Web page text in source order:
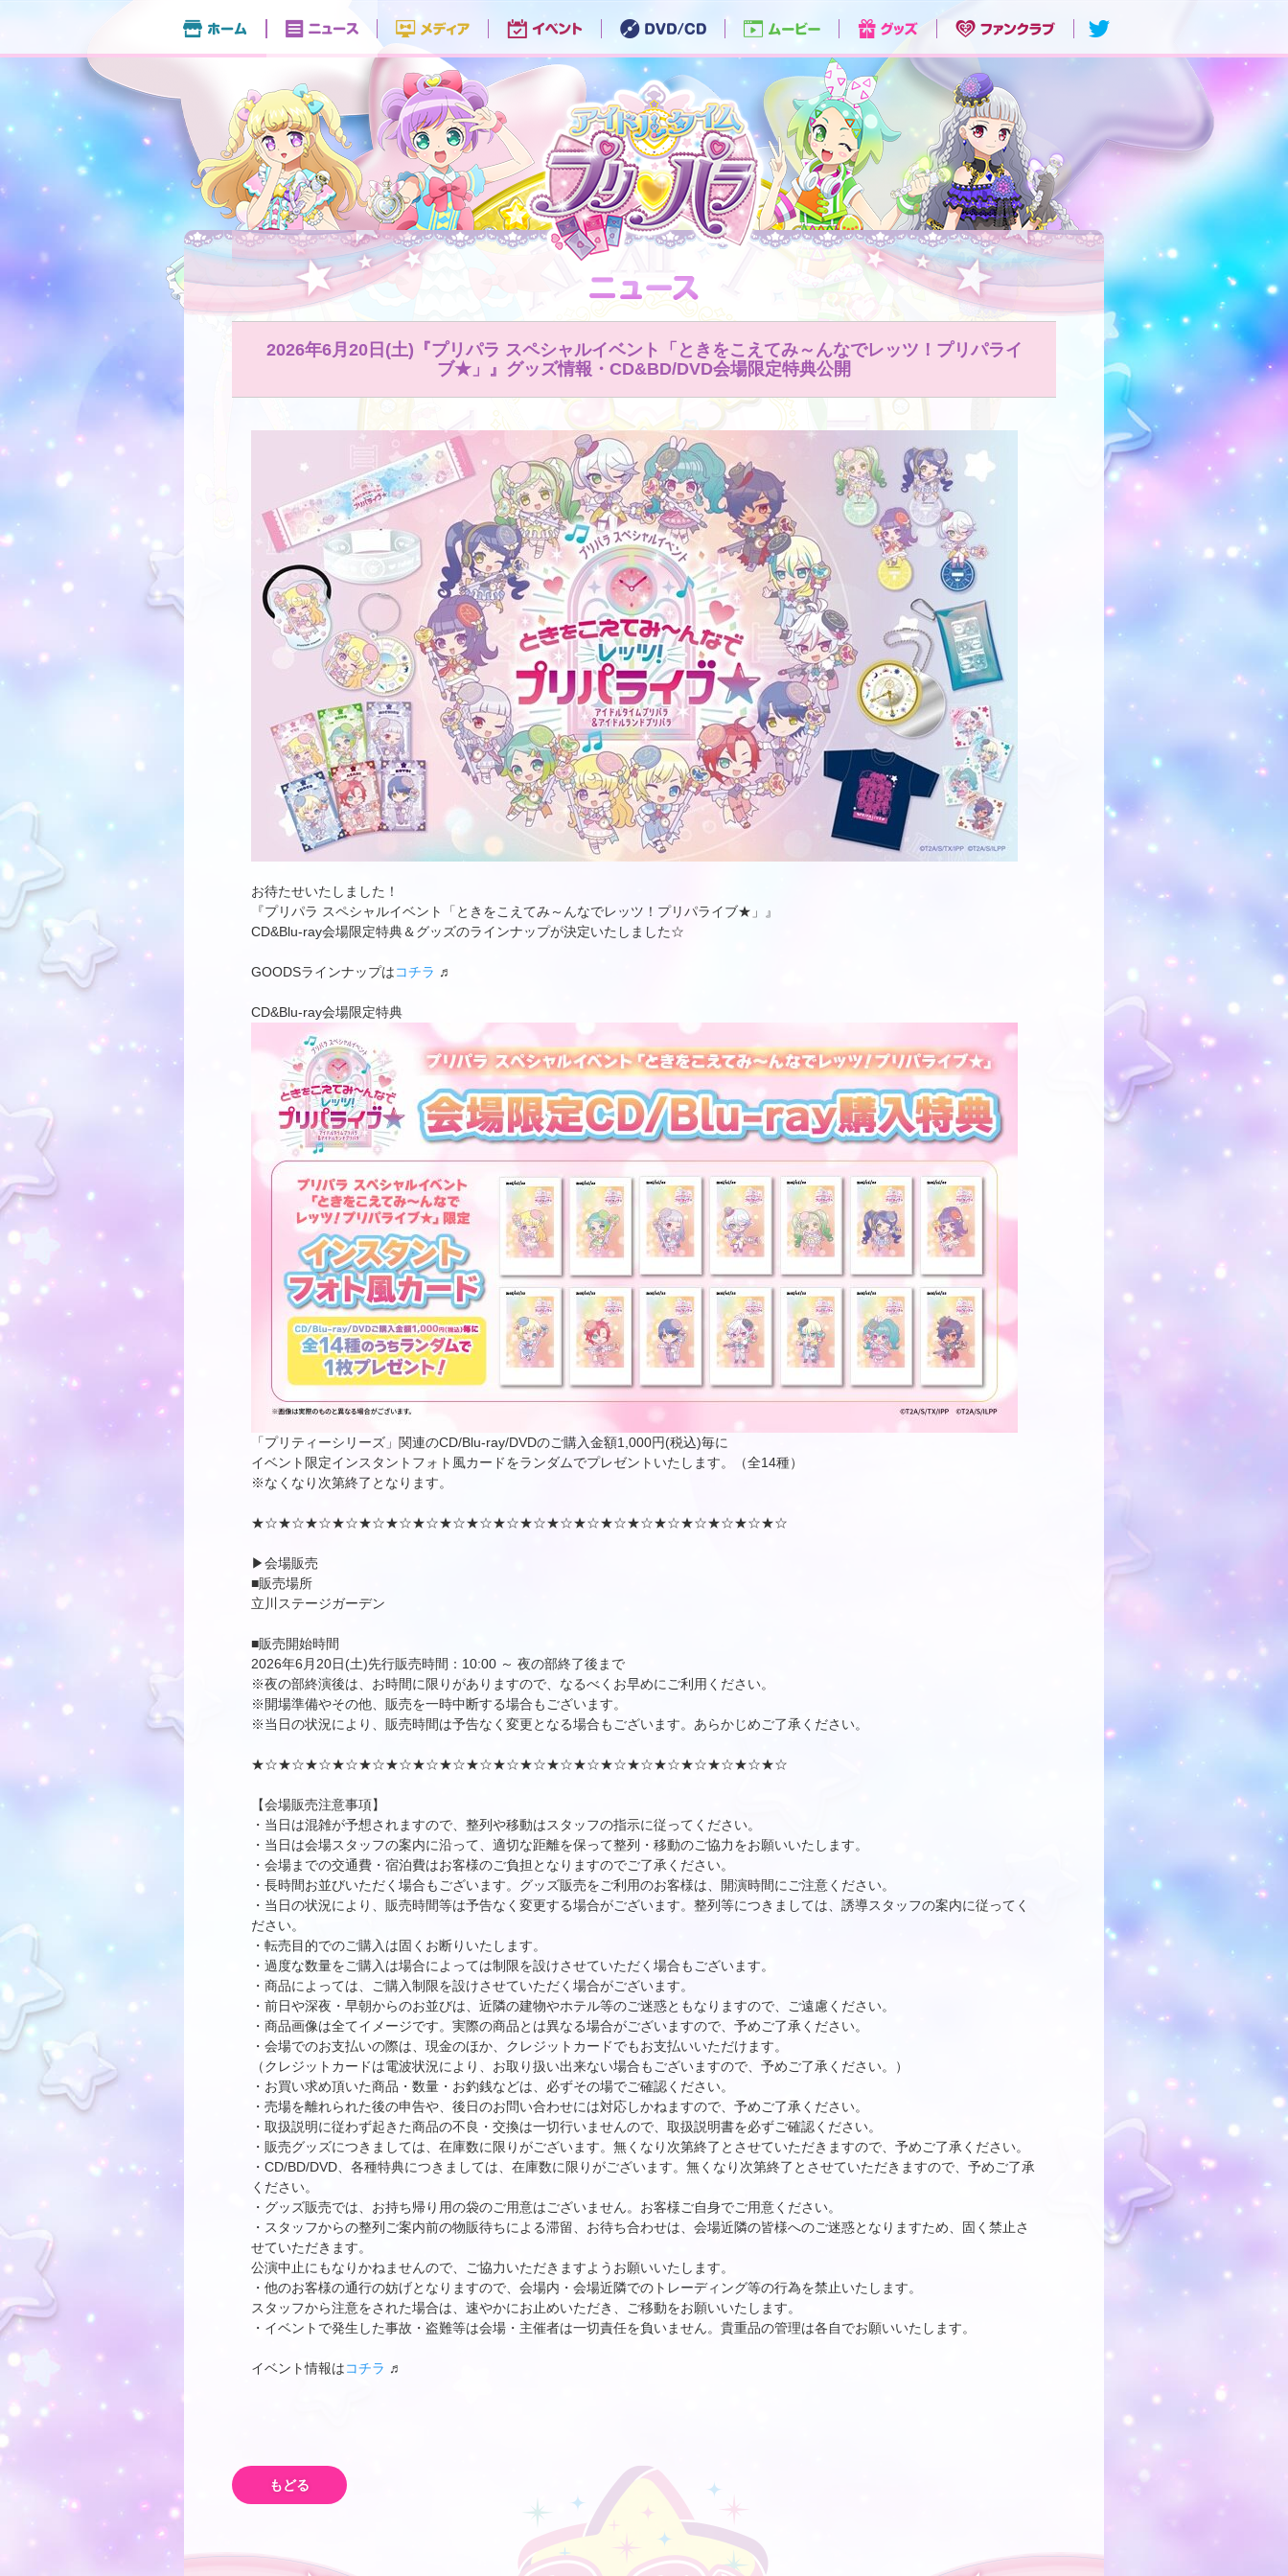
2026年6⽉20⽇(土)『プリパラ スペシャルイベント「ときをこえてみ～んなでレッツ！プリパライ
ブ★」』グッズ情報・CD&BD/DVD会場限定特典公開
お待たせいたしました！
『プリパラ スペシャルイベント「ときをこえてみ～んなでレッツ！プリパライブ★」』
CD&Blu-ray会場限定特典＆グッズのラインナップが決定いたしました☆
GOODSラインナップはコチラ ♬
CD&Blu-ray会場限定特典
「プリティーシリーズ」関連のCD/Blu-ray/DVDのご購入金額1,000円(税込)毎に
イベント限定インスタントフォト風カードをランダムでプレゼントいたします。（全14種）
※なくなり次第終了となります。
★☆★☆★☆★☆★☆★☆★☆★☆★☆★☆★☆★☆★☆★☆★☆★☆★☆★☆★☆★☆
▶会場販売
■販売場所
⽴川ステージガーデン
■販売開始時間
2026年6月20日(土)先行販売時間：10:00 ～ 夜の部終了後まで
※夜の部終演後は、お時間に限りがありますので、なるべくお早めにご利用ください。
※開場準備やその他、販売を一時中断する場合もございます。
※当日の状況により、販売時間は予告なく変更となる場合もございます。あらかじめご了承ください。
★☆★☆★☆★☆★☆★☆★☆★☆★☆★☆★☆★☆★☆★☆★☆★☆★☆★☆★☆★☆
【会場販売注意事項】
・当日は混雑が予想されますので、整列や移動はスタッフの指示に従ってください。
・当日は会場スタッフの案内に沿って、適切な距離を保って整列・移動のご協力をお願いいたします。
・会場までの交通費・宿泊費はお客様のご負担となりますのでご了承ください。
・長時間お並びいただく場合もございます。グッズ販売をご利用のお客様は、開演時間にご注意ください。
・当日の状況により、販売時間等は予告なく変更する場合がございます。整列等につきましては、誘導スタッフの案内に従ってく
ださい。
・転売目的でのご購入は固くお断りいたします。
・過度な数量をご購入は場合によっては制限を設けさせていただく場合もございます。
・商品によっては、ご購入制限を設けさせていただく場合がございます。
・前日や深夜・早朝からのお並びは、近隣の建物やホテル等のご迷惑ともなりますので、ご遠慮ください。
・商品画像は全てイメージです。実際の商品とは異なる場合がございますので、予めご了承ください。
・会場でのお支払いの際は、現金のほか、クレジットカードでもお支払いいただけます。
（クレジットカードは電波状況により、お取り扱い出来ない場合もございますので、予めご了承ください。）
・お買い求め頂いた商品・数量・お釣銭などは、必ずその場でご確認ください。
・売場を離れられた後の申告や、後日のお問い合わせには対応しかねますので、予めご了承ください。
・取扱説明に従わず起きた商品の不良・交換は一切行いませんので、取扱説明書を必ずご確認ください。
・販売グッズにつきましては、在庫数に限りがございます。無くなり次第終了とさせていただきますので、予めご了承ください。
・CD/BD/DVD、各種特典につきましては、在庫数に限りがございます。無くなり次第終了とさせていただきますので、予めご了承
ください。
・グッズ販売では、お持ち帰り用の袋のご用意はございません。お客様ご自身でご用意ください。
・スタッフからの整列ご案内前の物販待ちによる滞留、お待ち合わせは、会場近隣の皆様へのご迷惑となりますため、固く禁止さ
せていただきます。
公演中止にもなりかねませんので、ご協力いただきますようお願いいたします。
・他のお客様の通行の妨げとなりますので、会場内・会場近隣でのトレーディング等の行為を禁止いたします。
スタッフから注意をされた場合は、速やかにお止めいただき、ご移動をお願いいたします。
・イベントで発生した事故・盗難等は会場・主催者は一切責任を負いません。貴重品の管理は各自でお願いいたします。
イベント情報はコチラ ♬
もどる